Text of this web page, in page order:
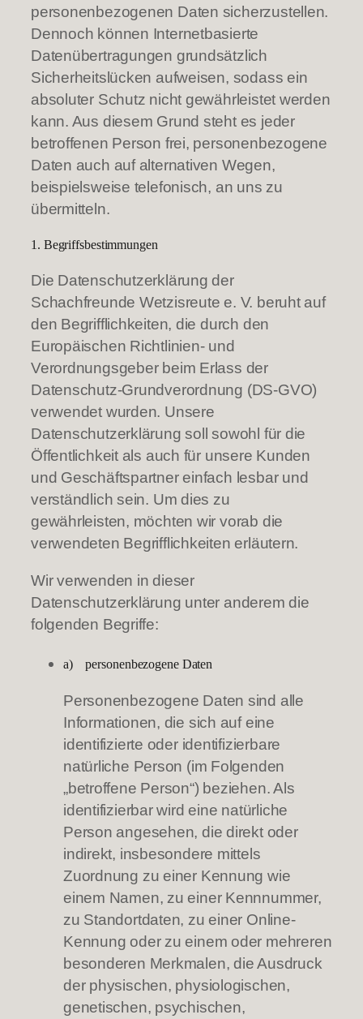
personenbezogenen Daten sicherzustellen.
Dennoch können Internetbasierte
Datenübertragungen grundsätzlich
Sicherheitslücken aufweisen, sodass ein
absoluter Schutz nicht gewährleistet werden
kann. Aus diesem Grund steht es jeder
betroffenen Person frei, personenbezogene
Daten auch auf alternativen Wegen,
beispielsweise telefonisch, an uns zu
übermitteln.
1. Begriffsbestimmungen
Die Datenschutzerklärung der
Schachfreunde Wetzisreute e. V. beruht auf
den Begrifflichkeiten, die durch den
Europäischen Richtlinien- und
Verordnungsgeber beim Erlass der
Datenschutz-Grundverordnung (DS-GVO)
verwendet wurden. Unsere
Datenschutzerklärung soll sowohl für die
Öffentlichkeit als auch für unsere Kunden
und Geschäftspartner einfach lesbar und
verständlich sein. Um dies zu
gewährleisten, möchten wir vorab die
verwendeten Begrifflichkeiten erläutern.
Wir verwenden in dieser
Datenschutzerklärung unter anderem die
folgenden Begriffe:
a) personenbezogene Daten
Personenbezogene Daten sind alle
Informationen, die sich auf eine
identifizierte oder identifizierbare
natürliche Person (im Folgenden
„betroffene Person“) beziehen. Als
identifizierbar wird eine natürliche
Person angesehen, die direkt oder
indirekt, insbesondere mittels
Zuordnung zu einer Kennung wie
einem Namen, zu einer Kennnummer,
zu Standortdaten, zu einer Online-
Kennung oder zu einem oder mehreren
besonderen Merkmalen, die Ausdruck
der physischen, physiologischen,
genetischen, psychischen,